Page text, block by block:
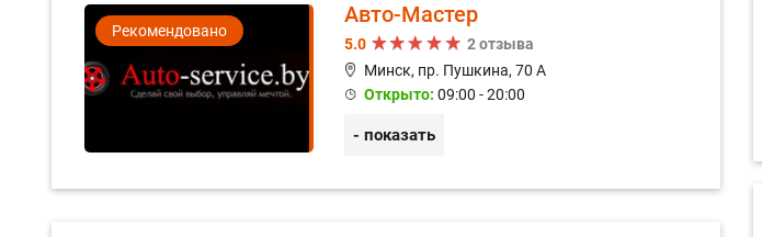
Рекомендовано
Авто-Мастер
5.0
2 отзыва
Минск, пр. Пушкина, 70 А
Открыто: 09:00 - 20:00
- показать